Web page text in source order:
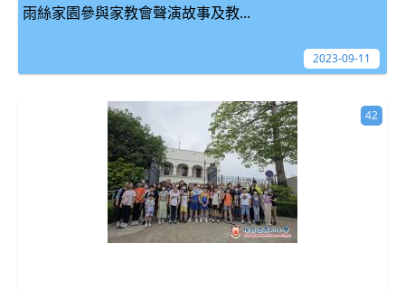
雨絲家園參與家教會聲演故事及教...
2023-09-11
42